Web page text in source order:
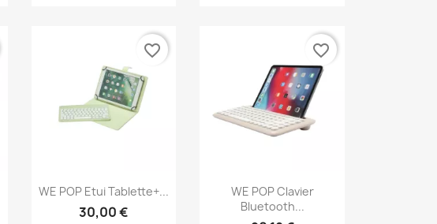
Aperçu rapide
WE POP Etui Tablette+...
30,00 €
favorite_border
Aperçu rapide
WE POP Clavier
Bluetooth...
favorite_border